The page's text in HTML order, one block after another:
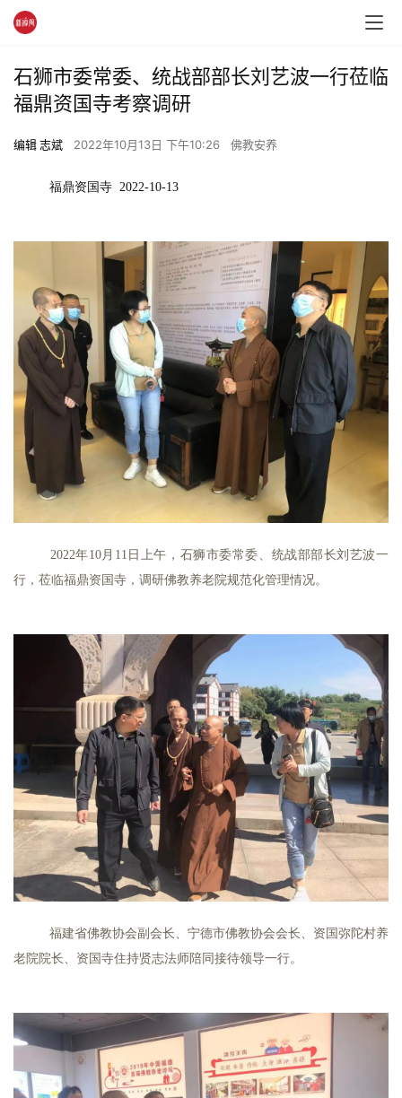
讯
点
僧
音
石狮市委常委、统战部部长刘艺波一行莅临
福鼎资国寺考察调研
编辑 志斌 2022年10月13日 下午10:26 佛教安养
福鼎资国寺  2022-10-13
2022年10月11日上午，石狮市委常委、统战部部长刘艺波一
行，莅临福鼎资国寺，调研佛教养老院规范化管理情况。
福建省佛教协会副会长、宁德市佛教协会会长、资国弥陀村养
老院院长、资国寺住持贤志法师陪同接待领导一行。